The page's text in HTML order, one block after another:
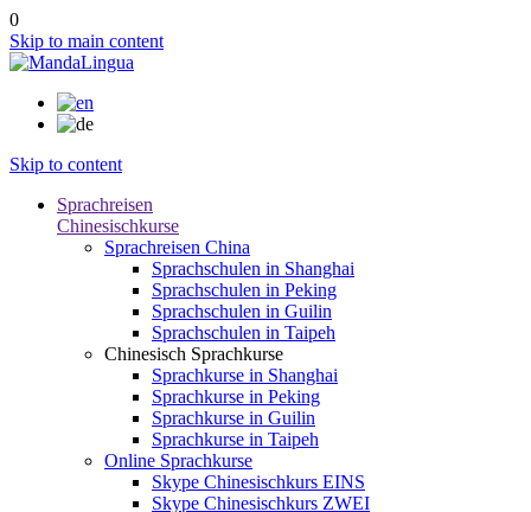
0
Skip to main content
Skip to content
Sprachreisen
Chinesischkurse
Sprachreisen China
Sprachschulen in Shanghai
Sprachschulen in Peking
Sprachschulen in Guilin
Sprachschulen in Taipeh
Chinesisch Sprachkurse
Sprachkurse in Shanghai
Sprachkurse in Peking
Sprachkurse in Guilin
Sprachkurse in Taipeh
Online Sprachkurse
Skype Chinesischkurs EINS
Skype Chinesischkurs ZWEI